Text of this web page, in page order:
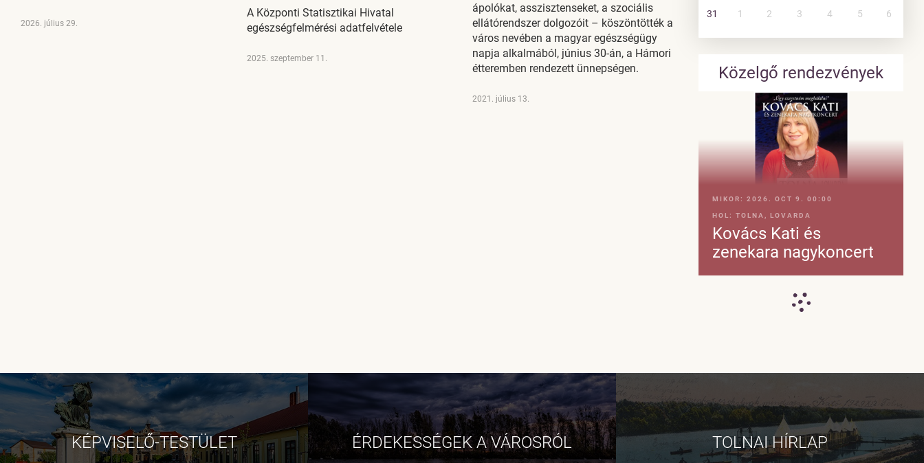
2026. július 29.
A Központi Statisztikai Hivatal
egészségfelmérési adatfelvétele
2025. szeptember 11.
ápolókat, asszisztenseket, a szociális
ellátórendszer dolgozóit – köszöntötték a
város nevében a magyar egészségügy
napja alkalmából, június 30-án, a Hámori
étteremben rendezett ünnepségen.
2021. július 13.
31 1 2 3 4 5 6
Közelgő rendezvények
MIKOR: 2026. OCT 9. 00:00
HOL: TOLNA, LOVARDA
Kovács Kati és
zenekara nagykoncert
KÉPVISELŐ-TESTÜLET ÉRDEKESSÉGEK A VÁROSRÓL TOLNAI HÍRLAP